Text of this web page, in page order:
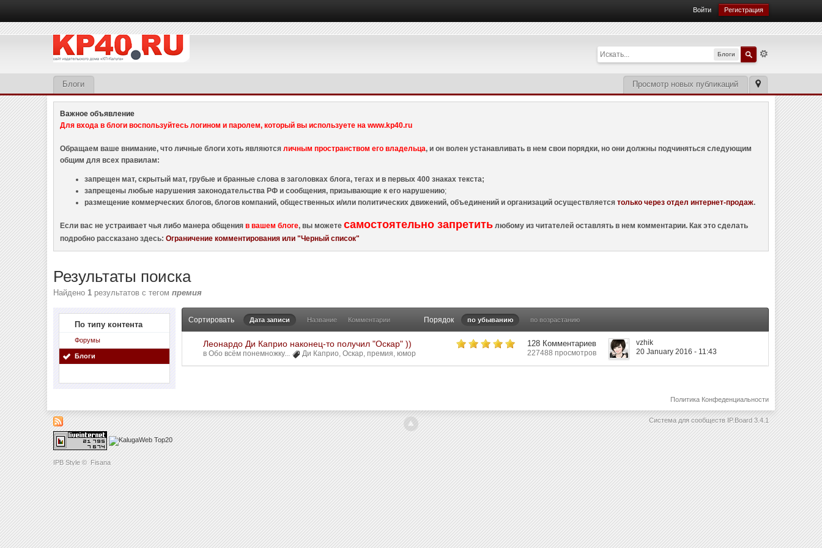
IPB Style © Fisana
Войти Регистрация
Блоги
Просмотр новых публикаций
Блоги
Важное объявление
Для входа в блоги воспользуйтесь логином и паролем, который вы используете на www.kp40.ru
Обращаем ваше внимание, что личные блоги хоть являютсяличным пространством его владельца, и он волен устанавливать в нем свои порядки, но они должны подчиняться следующим
общим для всех правилам:
запрещен мат, скрытый мат, грубые и бранные слова в заголовках блога, тегах и в первых 400 знаках текста;
запрещены любые нарушения законодательства РФ и сообщения, призывающие к его нарушению;
размещение коммерческих блогов, блогов компаний, общественных и/или политических движений, объединений и организаций осуществляетсятолько через отдел интернет-продаж.
Если вас не устраивает чья либо манера общенияв вашем блоге, вы можетесамостоятельно запретить любому из читателей оставлять в нем комментарии. Как это сделать
подробно рассказано здесь:Ограничение комментирования или "Черный список"
Результаты поиска
Найдено1 результатов с тегомпремия
По типу контента
Форумы
Блоги
Сортировать Дата записи Название Комментарии Порядок по убыванию по возрастанию
Леонардо Ди Каприо наконец-то получил "Оскар" ))
вОбо всём понемножку... Ди Каприо,Оскар,премия,юмор
128 Комментариев
227488 просмотров
vzhik
20 January 2016 - 11:43
Политика Конфеденциальности
Система для сообществ IP.Board 3.4.1